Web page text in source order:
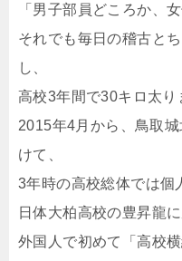
「男子部員どころか、
それでも毎日の稽古と
し、
高校3年間で30キロ太り
2015年4月から、鳥取
けて、
3年時の高校総体では個
日体大柏高校の豊昇龍に
外国人で初めて「高校